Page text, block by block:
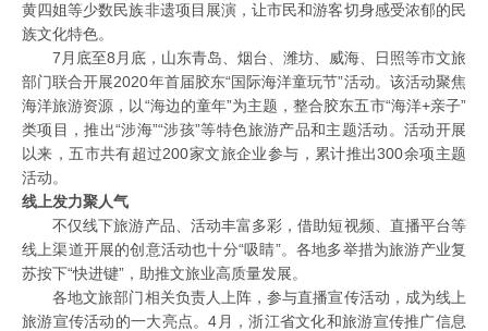
黄四姐等少数民族非遗项目展演，让市民和游客切身感受浓郁的民
族文化特色。
7月底至8月底，山东青岛、烟台、潍坊、威海、日照等市文旅
部门联合开展2020年首届胶东“国际海洋童玩节”活动。该活动聚焦
海洋旅游资源，以“海边的童年”为主题，整合胶东五市“海洋+亲子”
类项目，推出“涉海”“涉孩”等特色旅游产品和主题活动。活动开展
以来，五市共有超过200家文旅企业参与，累计推出300余项主题
活动。
线上发力聚人气
不仅线下旅游产品、活动丰富多彩，借助短视频、直播平台等
线上渠道开展的创意活动也十分“吸睛”。各地多举措为旅游产业复
苏按下“快进键”，助推文旅业高质量发展。
各地文旅部门相关负责人上阵，参与直播宣传活动，成为线上
旅游宣传活动的一大亮点。4月，浙江省文化和旅游宣传推广信息